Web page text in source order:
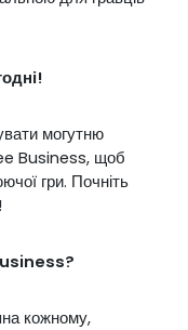
могутню
Business, щоб
гри. Почніть
кожному,